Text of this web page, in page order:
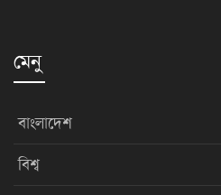
মেনু
বাংলাদেশ
বিশ্ব